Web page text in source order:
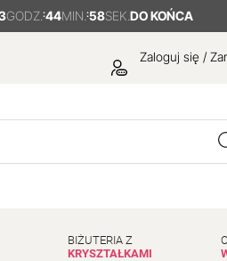
GODZ.:44MIN.:57SEK. DO KOŃCA
Zaloguj się /
BIŻUTERIA Z
KRYSZTAŁKAMI